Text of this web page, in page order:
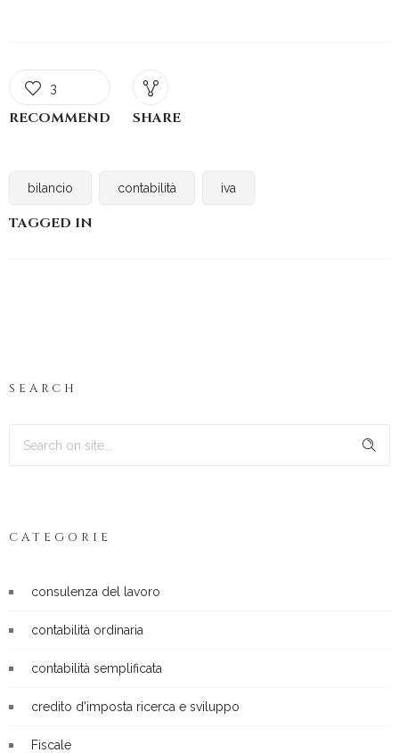
3
RECOMMEND SHARE
bilancio contabilità iva
TAGGED IN
SEARCH
CATEGORIE
consulenza del lavoro
contabilità ordinaria
contabilità semplificata
credito d'imposta ricerca e sviluppo
Fiscale